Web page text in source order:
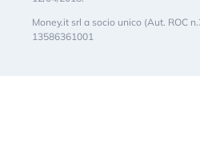
Money.it srl a socio unico (Aut. ROC
13586361001